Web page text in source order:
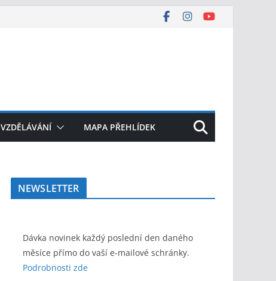
VZDĚLÁVÁNÍ MAPA PŘEHLÍDEK
NEWSLETTER
Dávka novinek každý poslední den daného
měsíce přímo do vaší e-mailové schránky.
Podrobnosti zde